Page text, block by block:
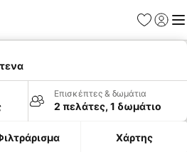
Επισκέπτες & δωμάτια
2 πελάτες, 1 δωμάτιο
Χάρτης